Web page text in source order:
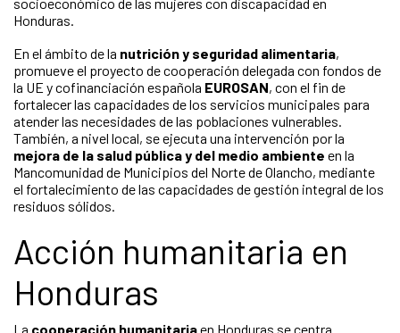
socioeconómico de las mujeres con discapacidad en
Honduras.
En el ámbito de la nutrición y seguridad alimentaria,
promueve el proyecto de cooperación delegada con fondos de
la UE y cofinanciación española EUROSAN, con el fin de
fortalecer las capacidades de los servicios municipales para
atender las necesidades de las poblaciones vulnerables.
También, a nivel local, se ejecuta una intervención por la
mejora de la salud pública y del medio ambiente en la
Mancomunidad de Municipios del Norte de Olancho, mediante
el fortalecimiento de las capacidades de gestión integral de los
residuos sólidos.
Acción humanitaria en
Honduras
La cooperación humanitariaen Honduras se centra